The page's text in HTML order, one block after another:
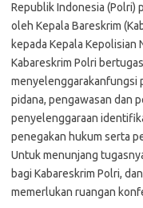
Republik Indonesia (Polri)
oleh Kepala Bareskrim
kepada Kepala Kepolisian
Kabareskrim Polri
menyelenggarakanfungsi
pidana, pengawasan dan
penyelenggaraan
penegakan hukum serta
Untuk menunjang
bagi Kabareskrim Polri,
memerlukan ruangan